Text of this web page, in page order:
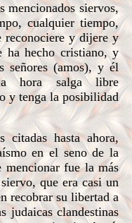
siervos,
cualquier tiempo,
reconociere y dijere y
ha hecho cristiano, y
señores (amos), y él
hora salga libre
y tenga la posibilidad
hasta ahora,
en el seno de la
mencionar fue la más
que era casi un
recobrar su libertad a
judaicas clandestinas